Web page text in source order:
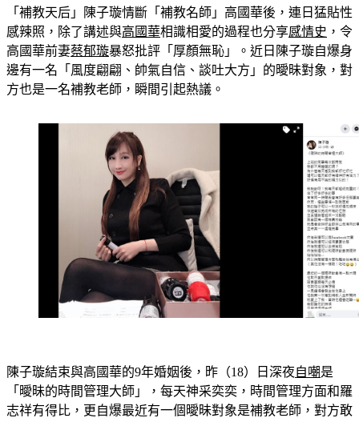
「補教天后」陳子璇情斷「補教名師」高國華後，連日猛貼性
感辣照，除了講述與高國華相識相愛的過程也分享感情史 ，令
高國華前妻蔡郁璇暴怒批評「厚顏無恥」。近日陳子璇自爆身
邊有一名「風度翩翩、帥氣自信、談吐大方」的曖昧對象，對
方也是一名補教老師，瞬間引起熱議。
陳子璇結束與高國華的9年婚姻後，昨（18）日深夜自嘲是
「曖昧的時間管理大師」，每天神采奕奕，時間管理方面和羅
志祥有得比，更自爆最近有一個曖昧對象是補教老師，對方敢